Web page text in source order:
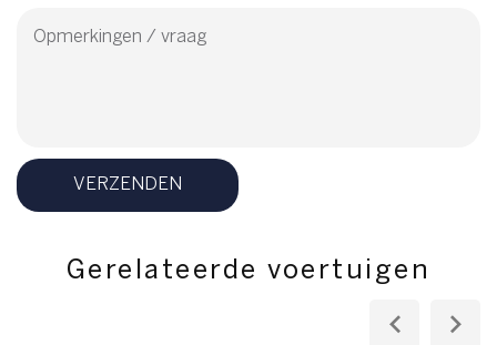
VERZENDEN
Gerelateerde voertuigen